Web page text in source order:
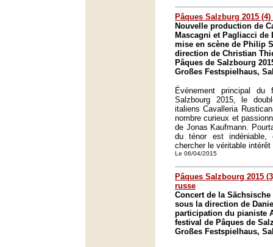
Pâques Salzburg 2015
Nouvelle production de
Mascagni et Pagliacci de
mise en scène de Philip
direction de Christian
Pâques de Salzbourg
Großes Festspielhaus,
Événement principal
Salzbourg 2015, le
italiens Cavalleria
nombre curieux et
de Jonas Kaufmann.
du ténor est indéniable,
chercher le véritable
Le 06/04/2015
Pâques Salzbourg 2015
russe
Concert de la
sous la direction de
participation du pianiste
festival de Pâques de
Großes Festspielhaus,